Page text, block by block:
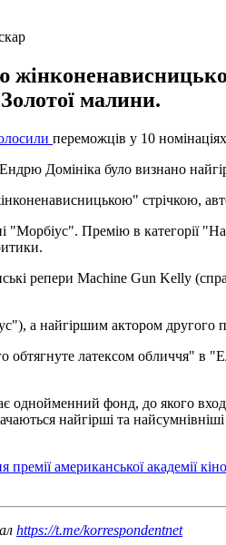
малини.
переможців у 10
Домініка було визнано
стрічкою,
Премію в категорії
репери Machine Gun Kelly
а найгіршим актором другого
обтягнуте латексом обличчя" в
однойменний фонд, до якого
найгірші та
премії американської академії
https://t.me/korrespondentnet